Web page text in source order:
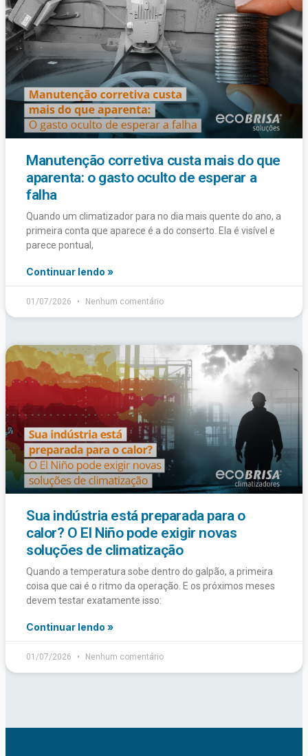
Manutenção corretiva custa mais do que
aparenta: o gasto oculto de esperar a
falha
Quando um climatizador para no dia mais quente do ano, a
primeira conta que aparece é a do conserto. Ela é visível e
parece pontual,
Continuar lendo »
01/07/2026 Nenhum comentário
Sua indústria está preparada para o
calor? O El Niño pode exigir novas
soluções de climatização
Quando a temperatura sobe dentro do galpão, a primeira
coisa que cai é o ritmo da operação. E os próximos meses
devem testar exatamente isso:
Continuar lendo »
01/07/2026 Nenhum comentário